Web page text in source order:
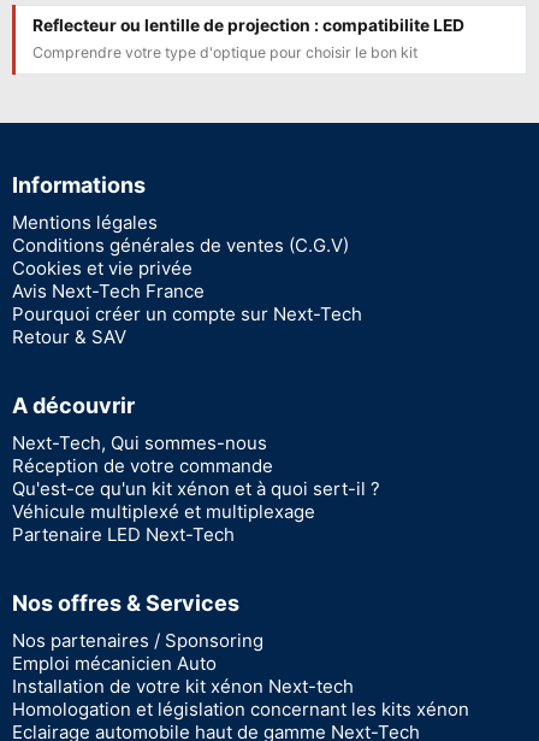
Reflecteur ou lentille de projection : compatibilite LED
Comprendre votre type d'optique pour choisir le bon kit
Informations
Mentions légales
Conditions générales de ventes (C.G.V)
Cookies et vie privée
Avis Next-Tech France
Pourquoi créer un compte sur Next-Tech
Retour & SAV
A découvrir
Next-Tech, Qui sommes-nous
Réception de votre commande
Qu'est-ce qu'un kit xénon et à quoi sert-il ?
Véhicule multiplexé et multiplexage
Partenaire LED Next-Tech
Nos offres & Services
Nos partenaires / Sponsoring
Emploi mécanicien Auto
Installation de votre kit xénon Next-tech
Homologation et législation concernant les kits xénon
Eclairage automobile haut de gamme Next-Tech